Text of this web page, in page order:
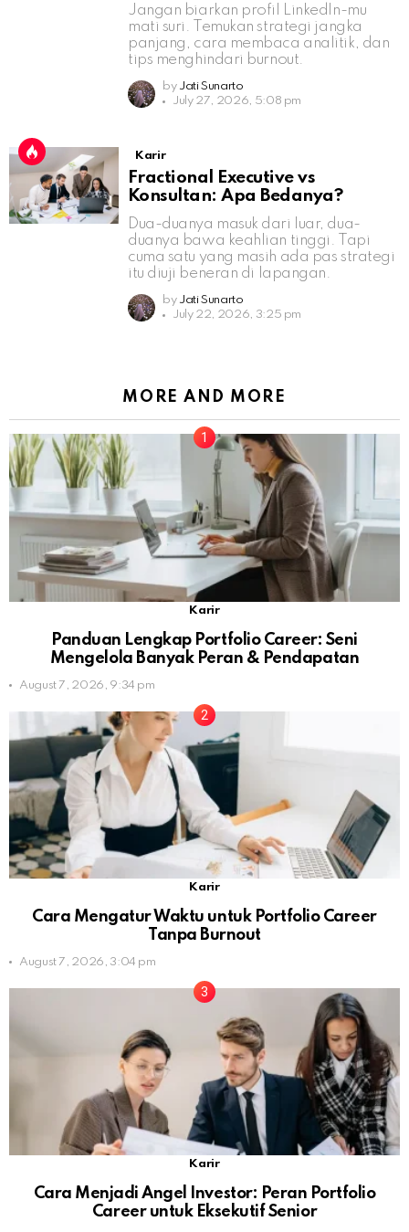
Jangan biarkan profil LinkedIn-mu
mati suri. Temukan strategi jangka
panjang, cara membaca analitik, dan
tips menghindari burnout.
by Jati Sunarto
July 27, 2026, 5:08 pm
Karir
Fractional Executive vs
Konsultan: Apa Bedanya?
Dua-duanya masuk dari luar, dua-
duanya bawa keahlian tinggi. Tapi
cuma satu yang masih ada pas strategi
itu diuji beneran di lapangan.
by Jati Sunarto
July 22, 2026, 3:25 pm
MORE AND MORE
Karir
Panduan Lengkap Portfolio Career: Seni
Mengelola Banyak Peran & Pendapatan
August 7, 2026, 9:34 pm
Karir
Cara Mengatur Waktu untuk Portfolio Career
Tanpa Burnout
August 7, 2026, 3:04 pm
Karir
Cara Menjadi Angel Investor: Peran Portfolio
Career untuk Eksekutif Senior